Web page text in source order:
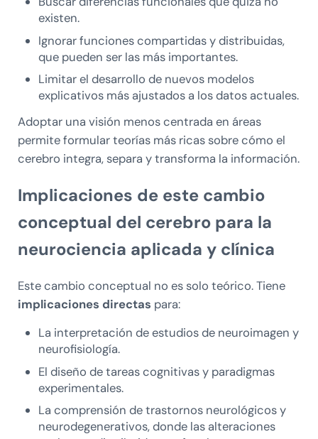
existen.
Ignorar funciones compartidas y distribuidas,
que pueden ser las más importantes.
Limitar el desarrollo de nuevos modelos
explicativos más ajustados a los datos actuales.
Adoptar una visión menos centrada en áreas
permite formular teorías más ricas sobre cómo el
cerebro integra, separa y transforma la información.
Implicaciones de este cambio
conceptual del cerebro para la
neurociencia aplicada y clínica
Este cambio conceptual no es solo teórico. Tiene
implicaciones directas para:
La interpretación de estudios de neuroimagen y
neurofisiología.
El diseño de tareas cognitivas y paradigmas
experimentales.
La comprensión de trastornos neurológicos y
neurodegenerativos, donde las alteraciones